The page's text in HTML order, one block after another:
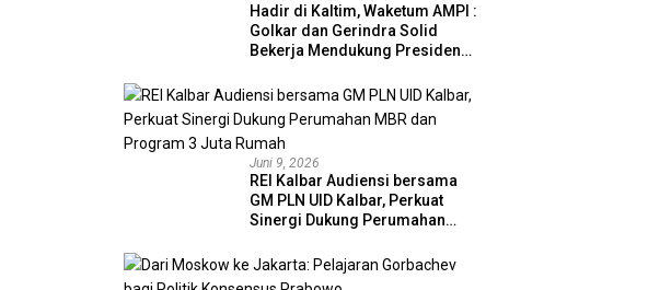
Hadir di Kaltim, Waketum AMPI :
Golkar dan Gerindra Solid
Bekerja Mendukung Presiden
Kedaulatan Negara
Juni 9, 2026
REI Kalbar Audiensi bersama
GM PLN UID Kalbar, Perkuat
Sinergi Dukung Perumahan
Rumah